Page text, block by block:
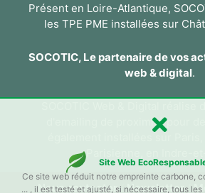
Site Web
Ce site web réduit notre empreinte carbone,
... , il est testé et ajusté, si nécessaire, tous les
Présent en Loire-Atlantique,
les TPE PME installées sur
SOCOTIC, Le partenaire de vos
web & digital.
d'emailing de proximité pour
Parisienne, en Indre-et-
Nous contacter/Newsletter/